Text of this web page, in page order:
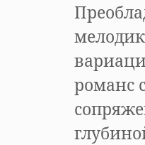
романс